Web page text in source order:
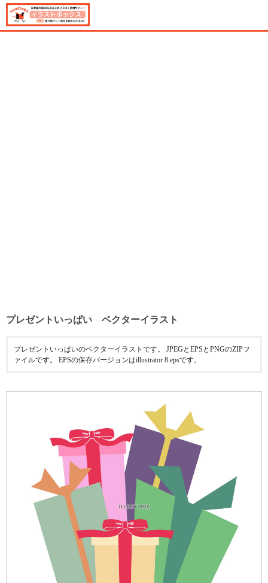
プレゼントいっぱい ベクターイラスト
プレゼントいっぱいのベクターイラストです。 JPEGとEPSとPNGのZIPフ
ァイルです。 EPSの保存バージョンはillustrator 8 epsです。